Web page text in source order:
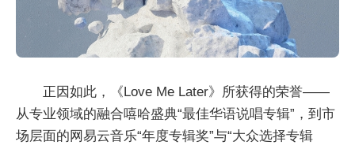
正因如此，《Love Me Later》所获得的荣誉——
从专业领域的融合嘻哈盛典“最佳华语说唱专辑”，到市
场层面的网易云音乐“年度专辑奖”与“大众选择专辑